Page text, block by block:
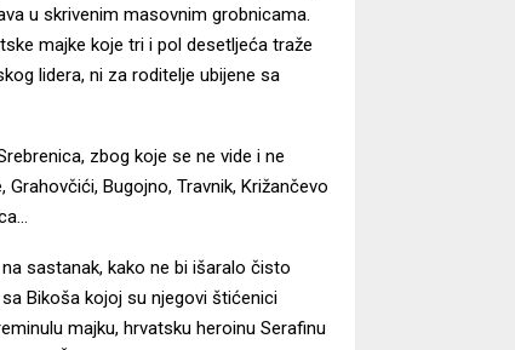
u skrivenim masovnim grobnicama.
majke koje tri i pol desetljeća traže
lidera, ni za roditelje ubijene sa
zbog koje se ne vide i ne
Bugojno, Travnik, Križančevo
sastanak, kako ne bi išaralo čisto
Bikoša kojoj su njegovi štićenici
majku, hrvatsku heroinu Serafinu